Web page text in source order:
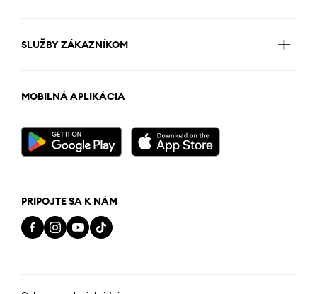
SLUŽBY ZÁKAZNÍKOM
MOBILNÁ APLIKÁCIA
PRIPOJTE SA K NÁM